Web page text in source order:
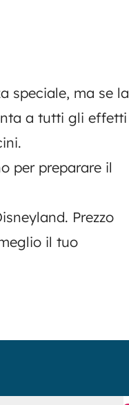
speciale, ma se la
a tutti gli effetti
per preparare il
Prezzo
il tuo